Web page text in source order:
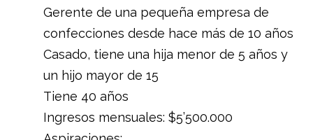
Gerente de una pequeña empresa de
confecciones desde hace más de 10 años
Casado, tiene una hija menor de 5 años y
un hijo mayor de 15
Tiene 40 años
Ingresos mensuales: $5’500.000